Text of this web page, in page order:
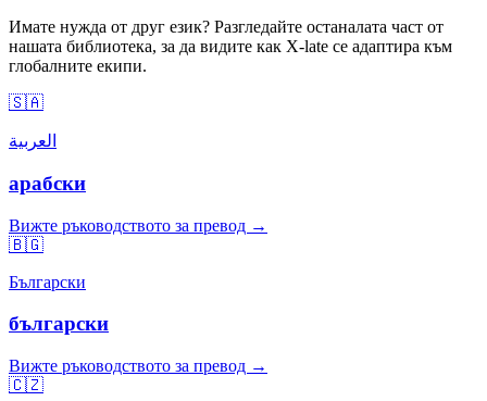
Имате нужда от друг език? Разгледайте останалата част от
нашата библиотека, за да видите как X-late се адаптира към
глобалните екипи.
🇸🇦
العربية
арабски
Вижте ръководството за превод →
🇧🇬
Български
български
Вижте ръководството за превод →
🇨🇿